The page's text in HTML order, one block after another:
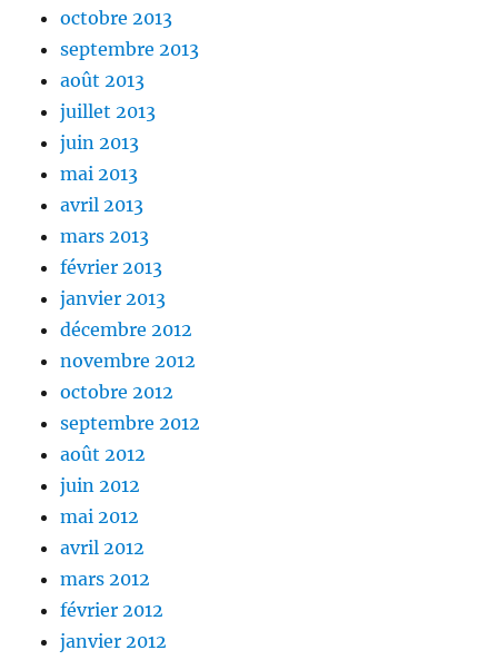
octobre 2013
septembre 2013
août 2013
juillet 2013
juin 2013
mai 2013
avril 2013
mars 2013
février 2013
janvier 2013
décembre 2012
novembre 2012
octobre 2012
septembre 2012
août 2012
juin 2012
mai 2012
avril 2012
mars 2012
février 2012
janvier 2012